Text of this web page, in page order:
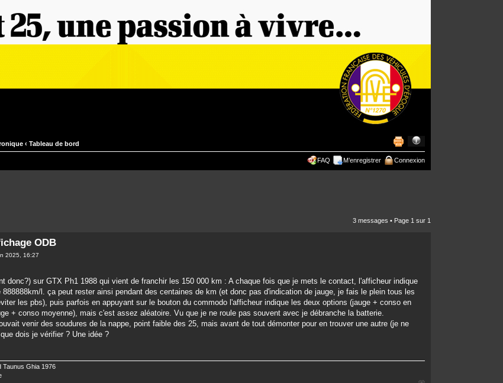
‹ Tableau de bord
FAQ M’enregistrer Connexion
3 messages • Page 1 sur 1
ODB
2025, 16:27
donc?) sur GTX Ph1 1988 qui vient de franchir les 150 000 km : A chaque fois que je mets le contact, l'afficheur indique
888888km/l. ça peut rester ainsi pendant des centaines de km (et donc pas d'indication de jauge, je fais le plein tous les
les pbs), puis parfois en appuyant sur le bouton du commodo l'afficheur indique les deux options (jauge + conso en
+ conso moyenne), mais c'est assez aléatoire. Vu que je ne roule pas souvent avec je débranche la batterie.
venir des soudures de la nappe, point faible des 25, mais avant de tout démonter pour en trouver une autre (je ne
dois je vérifier ? Une idée ?
Taunus Ghia 1976